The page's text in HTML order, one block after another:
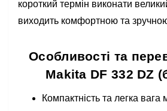
короткий термін виконати
виходить комфортною та
Особливості та
Makita DF 332 DZ
Компактність та легка вага